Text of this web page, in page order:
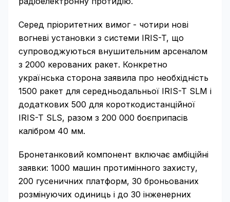
Серед пріоритетних вимог - чотири нові
вогневі установки з системи IRIS-T, що
супроводжуються внушительним арсеналом
з 2000 керованих ракет. Конкретно
українська сторона заявила про необхідність
1500 ракет для середньодальньої IRIS-T SLM і
додаткових 500 для короткодистанційної
IRIS-T SLS, разом з 200 000 боєприпасів
калібром 40 мм.
Бронетанковий компонент включає амбіційні
заявки: 1000 машин протимінного захисту,
200 гусеничних платформ, 30 броньованих
розмінуючих одиниць і до 30 інженерних